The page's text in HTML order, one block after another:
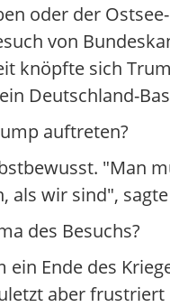
oder der
von
knöpfte sich
Deutschland-
auftreten?
"Man
als wir sind",
des Besuchs?
ein Ende des
aber